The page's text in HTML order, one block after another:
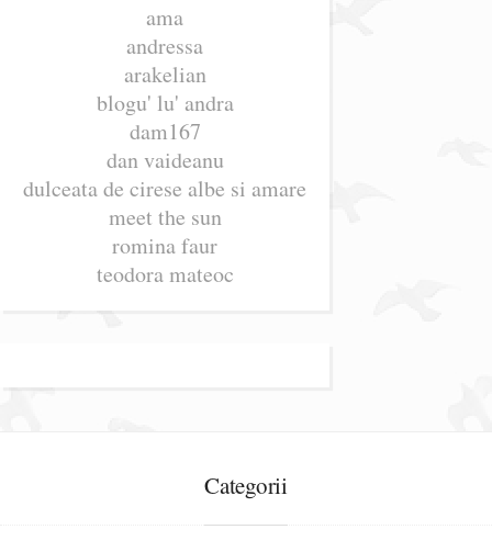
ama
andressa
arakelian
blogu' lu' andra
dam167
dan vaideanu
dulceata de cirese albe si amare
meet the sun
romina faur
teodora mateoc
Categorii